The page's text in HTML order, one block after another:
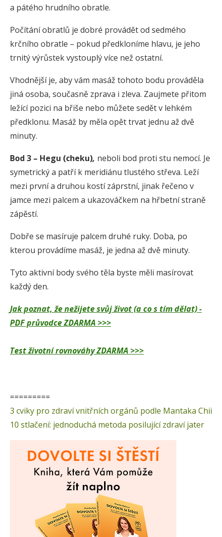
a pátého hrudního obratle.
Počítání obratlů je dobré provádět od sedmého
krčního obratle – pokud předkloníme hlavu, je jeho
trnitý výrůstek vystouplý více než ostatní.
Vhodnější je, aby vám masáž tohoto bodu prováděla
jiná osoba, současně zprava i zleva. Zaujmete přitom
ležící pozici na břiše nebo můžete sedět v lehkém
předklonu. Masáž by měla opět trvat jednu až dvě
minuty.
Bod 3 – Hegu (cheku), neboli bod proti stu nemocí. Je
symetrický a patří k meridiánu tlustého střeva. Leží
mezi první a druhou kostí záprstní, jinak řečeno v
jamce mezi palcem a ukazováčkem na hřbetní straně
zápěstí.
Dobře se masíruje palcem druhé ruky. Doba, po
kterou provádíme masáž, je jedna až dvě minuty.
Tyto aktivní body svého těla byste měli masírovat
každý den.
Jak poznat, že nežijete svůj život (a co s tím dělat) -
PDF průvodce ZDARMA >>>
Test životní rovnováhy ZDARMA >>>
=========
3 cviky pro zdraví vnitřních orgánů podle Mantaka Chii
10 stlačení: jednoduchá metoda posilující zdraví jater